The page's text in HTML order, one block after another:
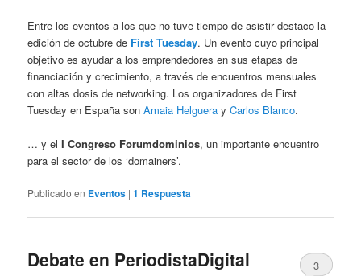
Entre los eventos a los que no tuve tiempo de asistir destaco la
edición de octubre de First Tuesday. Un evento cuyo principal
objetivo es ayudar a los emprendedores en sus etapas de
financiación y crecimiento, a través de encuentros mensuales
con altas dosis de networking. Los organizadores de First
Tuesday en España sonAmaia Helguera yCarlos Blanco.
… y elI Congreso Forumdominios, un importante encuentro
para el sector de los ‘domainers’.
Publicado en Eventos |1 Respuesta
Debate en PeriodistaDigital 3